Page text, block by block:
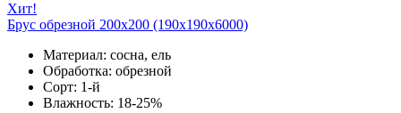
Хит!
Брус обрезной 200х200 (190х190х6000)
Материал: сосна, ель
Обработка: обрезной
Сорт: 1-й
Влажность: 18-25%